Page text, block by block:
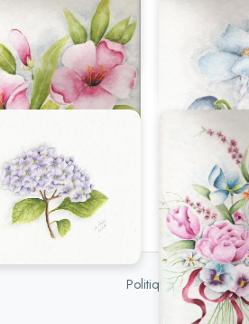
Politique de